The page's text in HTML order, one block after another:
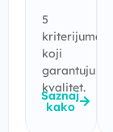
5
kriterijuma
koji
garantuju
kvalitet.
Saznaj
kako